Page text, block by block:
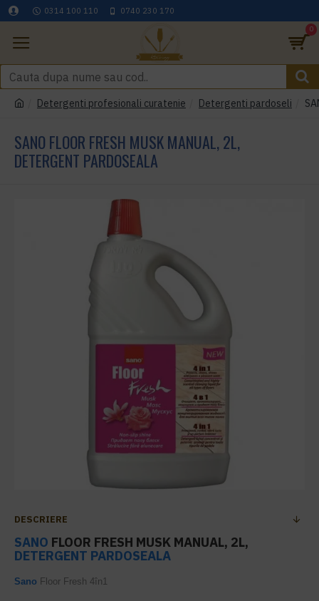
0314 100 110 0740 230 170
0
Detergenti profesionali curatenie Detergenti pardoseli
SANO FLOOR FRESH MUSK MANUAL, 2L,
DETERGENT PARDOSEALA
DESCRIERE
SANO FLOOR FRESH MUSK MANUAL, 2L,
DETERGENT PARDOSEALA
Sano Floor Fresh 4în1